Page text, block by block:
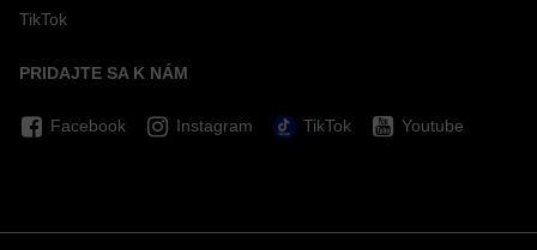
TikTok
PRIDAJTE SA K NÁM
Facebook Instagram TikTok Youtube